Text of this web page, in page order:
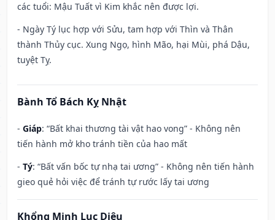
các tuổi: Mậu Tuất vì Kim khắc nên được lợi.
- Ngày Tý lục hợp với Sửu, tam hợp với Thìn và Thân
thành Thủy cục. Xung Ngọ, hình Mão, hại Mùi, phá Dậu,
tuyệt Tỵ.
Bành Tổ Bách Kỵ Nhật
- Giáp: “Bất khai thương tài vật hao vong” - Không nên
tiến hành mở kho tránh tiền của hao mất
- Tý: “Bất vấn bốc tự nhạ tai ương” - Không nên tiến hành
gieo quẻ hỏi việc để tránh tự rước lấy tai ương
Khổng Minh Lục Diệu